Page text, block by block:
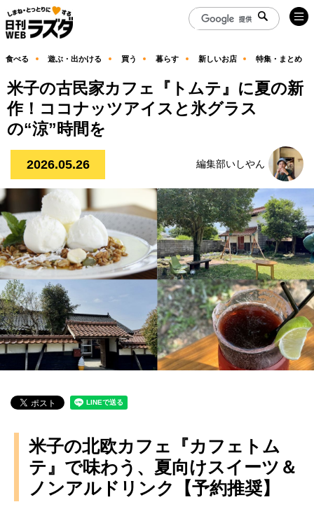
食べる 遊ぶ・出かける 買う 暮らす 新しいお店 特集・まとめ
米子の古民家カフェ『トムテ』に夏の新
作！ココナッツアイスと氷グラス
の“涼”時間を
2026.05.26 編集部いしやん
米子の北欧カフェ『カフェトム
テ』で味わう、夏向けスイーツ＆
ノンアルドリンク【予約推奨】